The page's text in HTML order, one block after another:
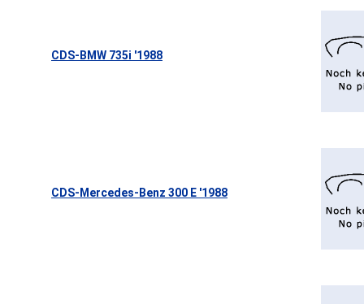
CDS-BMW 735i '1988
CDS-Mercedes-Benz 300 E '1988